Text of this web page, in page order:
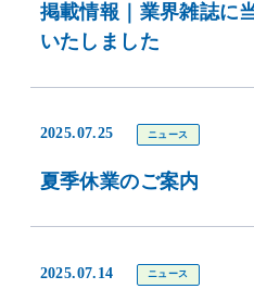
掲載情報｜業界雑誌に
いたしました
2025.07.25 ニュース
夏季休業のご案内
2025.07.14 ニュース